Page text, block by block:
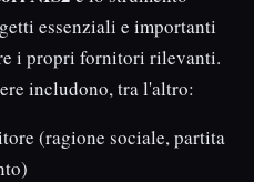
essenziali e importanti
i propri fornitori rilevanti.
includono, tra l'altro:
(ragione sociale, partita